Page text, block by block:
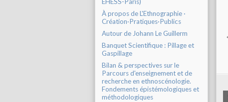
À propos de L'Ethnographie ·
Création·Pratiques·Publics
Autour de Johann Le Guillerm
Banquet Scientifique : Pillage et
Gaspillage
Bilan & perspectives sur le
Parcours d'enseignement et de
recherche en ethnoscénologie.
Fondements épistémologiques et
méthodologiques